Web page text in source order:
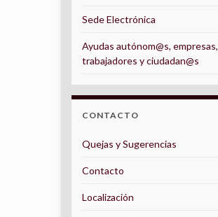
Sede Electrónica
Ayudas autónom@s, empresas,
trabajadores y ciudadan@s
CONTACTO
Quejas y Sugerencias
Contacto
Localización